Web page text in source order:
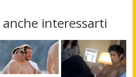
interessarti